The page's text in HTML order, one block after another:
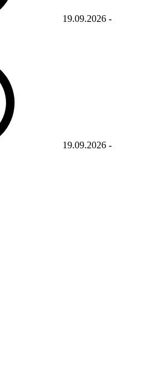
19.09.2026 -
19.09.2026 -